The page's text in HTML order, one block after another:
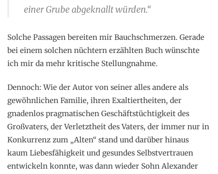
einer Grube abgeknallt würden.“
Solche Passagen bereiten mir Bauchschmerzen. Gerade
bei einem solchen nüchtern erzählten Buch wünschte
ich mir da mehr kritische Stellungnahme.
Dennoch: Wie der Autor von seiner alles andere als
gewöhnlichen Familie, ihren Exaltiertheiten, der
gnadenlos pragmatischen Geschäftstüchtigkeit des
Großvaters, der Verletztheit des Vaters, der immer nur in
Konkurrenz zum „Alten“ stand und darüber hinaus
kaum Liebesfähigkeit und gesundes Selbstvertrauen
entwickeln konnte, was dann wieder Sohn Alexander